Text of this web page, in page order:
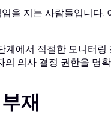
을 지는 사람들입니다.
에서 적절한 모니터링
의사 결정 권한을 명
재